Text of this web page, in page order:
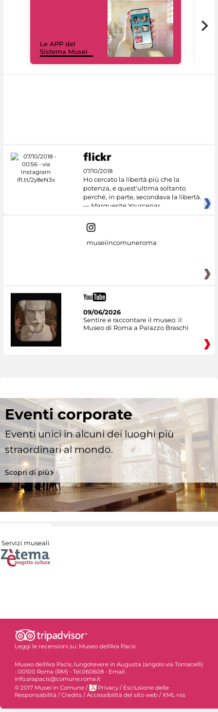
Le APP del
Sistema Musei
07/10/2018
Ho cercato la libertà più che la
potenza, e quest'ultima soltanto
perché, in parte, secondava la libertà.
— Marguerite Yourcenar
museiincomuneroma
09/06/2026
Sentire e raccontare il museo: il
Museo di Roma a Palazzo Braschi
Eventi corporate
Eventi unici in alcuni dei luoghi più
straordinari al mondo.
Scopri di più
Servizi museali
Leggi le recensioni su: Museo dell'Ara Pacis
Museo dell'Ara Pacis, lungotevere in Augusta (angolo via Tomacelli)
- 00100 Roma (RM) - Tel.060608 - Email:
info.arapacis@comune.roma.it
© 2017 Musei in Comune / Privacy / Esclusione delle
Responsabilità /Credits /Accessibilità del sito web /XML-rss